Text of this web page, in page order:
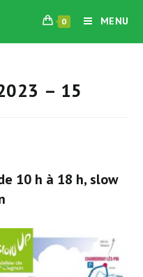
0 MENU
– 15
10 h à 18 h, slow